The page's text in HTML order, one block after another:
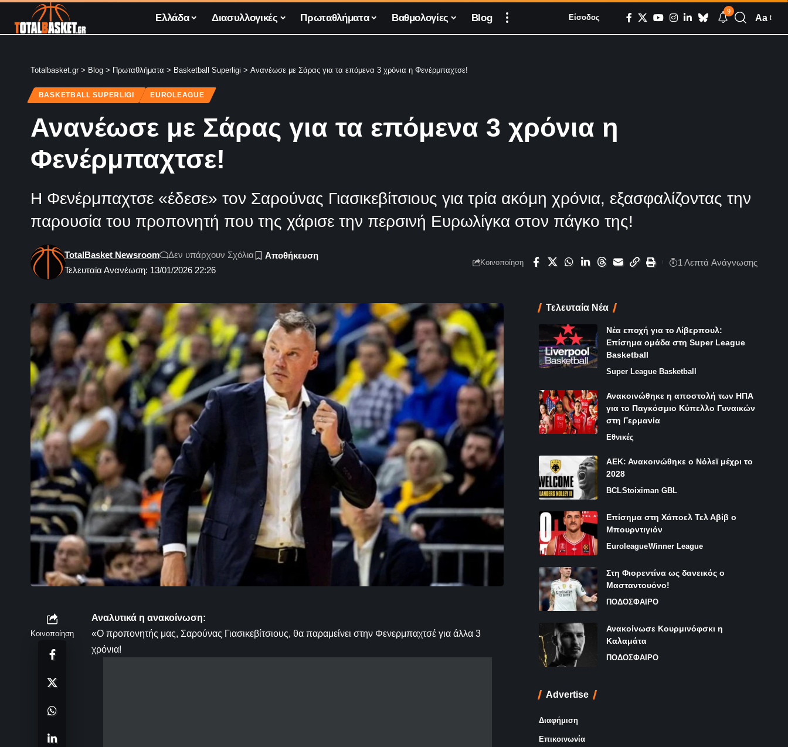
Ελλάδα Διασυλλογικές Πρωταθλήματα Βαθμολογίες Blog Είσοδος
9
Aa
Totalbasket.gr > Blog > Πρωταθλήματα > Basketball Superligi > Ανανέωσε με Σάρας για τα επόμενα 3 χρόνια η Φενέρμπαχτσε!
BASKETBALL SUPERLIGI EUROLEAGUE
Ανανέωσε με Σάρας για τα επόμενα 3 χρόνια η
Φενέρμπαχτσε!
Η Φενέρμπαχτσε «έδεσε» τον Σαρούνας Γιασικεβίτσιους για τρία ακόμη χρόνια, εξασφαλίζοντας την
παρουσία του προπονητή που της χάρισε την περσινή Ευρωλίγκα στον πάγκο της!
Τελευταία Ανανέωση: 13/01/2026 22:26
TotalBasket Newsroom Δεν υπάρχουν Σχόλια
Κοινοποίηση 1 Λεπτά Aνάγνωσης
Κοινοποίηση
Αναλυτικά η ανακοίνωση:
«Ο προπονητής μας, Σαρούνας Γιασικεβίτσιους, θα παραμείνει στην Φενερμπαχτσέ για άλλα 3
χρόνια!
Τελευταία Νέα
Νέα εποχή για το Λίβερπουλ:
Επίσημα ομάδα στη Super League
Basketball
Super League Basketball
Ανακοινώθηκε η αποστολή των ΗΠΑ
για το Παγκόσμιο Κύπελλο Γυναικών
στη Γερμανία
Εθνικές
ΑΕΚ: Ανακοινώθηκε ο Νόλεϊ μέχρι το
2028
BCLStoiximan GBL
Επίσημα στη Χάποελ Τελ Αβίβ ο
Μπουρντιγιόν
EuroleagueWinner League
Στη Φιορεντίνα ως δανεικός ο
Μασταντουόνο!
ΠΟΔΟΣΦΑΙΡΟ
Ανακοίνωσε Κουρμινόφσκι η
Καλαμάτα
ΠΟΔΟΣΦΑΙΡΟ
Advertise
Διαφήμιση
Επικοινωνία